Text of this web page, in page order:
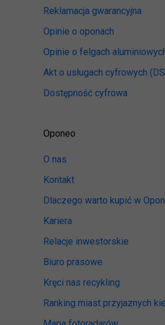
Reklamacja gwarancyjna
Opinie o oponach
Opinie o felgach
Akt o usługach cyfrowych
Dostępność cyfrowa
Oponeo
O nas
Kontakt
Dlaczego warto kupić w
Kariera
Relacje inwestorskie
Biuro prasowe
Kręci nas recykling
Ranking miast przyjaznych